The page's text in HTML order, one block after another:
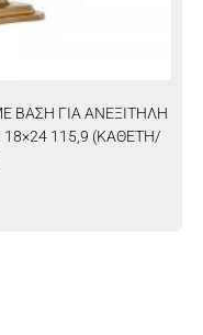
ΒΑΣΗ ΓΙΑ ΑΝΕΞΙΤΗΛΗ
115,9 (ΚΑΘΕΤΗ/